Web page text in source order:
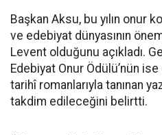
Başkan Aksu, bu yılın onur
ve edebiyat dünyasının
Levent olduğunu açıkladı.
Edebiyat Onur Ödülü’nün
tarihî romanlarıyla tanınan
takdim edileceğini belirtti.